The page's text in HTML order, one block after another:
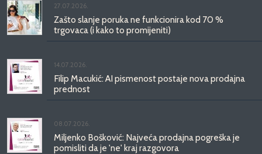
27.07.2026.
Zašto slanje poruka ne funkcionira kod 70 %
trgovaca (i kako to promijeniti)
14.07.2026.
Filip Macukić: AI pismenost postaje nova prodajna
prednost
08.07.2026.
Miljenko Bošković: Najveća prodajna pogreška je
pomisliti da je 'ne' kraj razgovora